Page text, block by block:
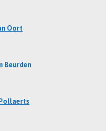
Oort
Beurden